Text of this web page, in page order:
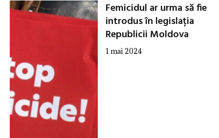
Femicidul ar urma să fie
introdus în legislația
Republicii Moldova
1 mai 2024